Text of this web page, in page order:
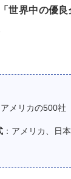
「世界中の優
アメリカの500社
：アメリカ、日